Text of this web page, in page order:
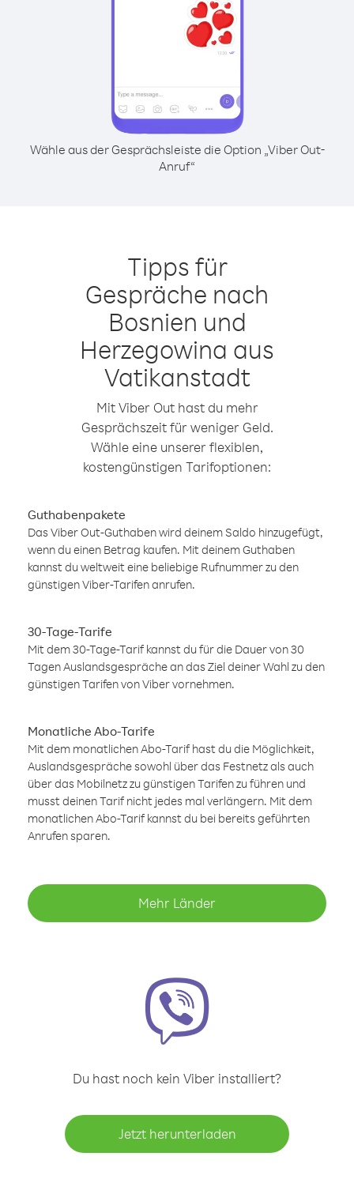
Wähle aus der Gesprächsleiste die Option „Viber Out-
Anruf“
Tipps für
Gespräche nach
Bosnien und
Herzegowina aus
Vatikanstadt
Mit Viber Out hast du mehr
Gesprächszeit für weniger Geld.
Wähle eine unserer flexiblen,
kostengünstigen Tarifoptionen:
Guthabenpakete
Das Viber Out-Guthaben wird deinem Saldo hinzugefügt,
wenn du einen Betrag kaufen. Mit deinem Guthaben
kannst du weltweit eine beliebige Rufnummer zu den
günstigen Viber-Tarifen anrufen.
30-Tage-Tarife
Mit dem 30-Tage-Tarif kannst du für die Dauer von 30
Tagen Auslandsgespräche an das Ziel deiner Wahl zu den
günstigen Tarifen von Viber vornehmen.
Monatliche Abo-Tarife
Mit dem monatlichen Abo-Tarif hast du die Möglichkeit,
Auslandsgespräche sowohl über das Festnetz als auch
über das Mobilnetz zu günstigen Tarifen zu führen und
musst deinen Tarif nicht jedes mal verlängern. Mit dem
monatlichen Abo-Tarif kannst du bei bereits geführten
Anrufen sparen.
Mehr Länder
Du hast noch kein Viber installiert?
Jetzt herunterladen